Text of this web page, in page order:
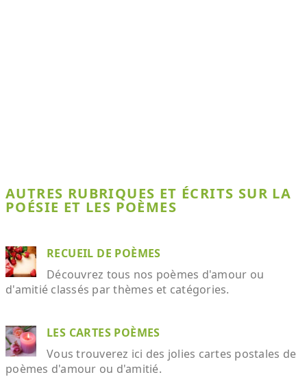
AUTRES RUBRIQUES ET ÉCRITS SUR LA
POÉSIE ET LES POÈMES
RECUEIL DE POÈMES
Découvrez tous nos poèmes d'amour ou
d'amitié classés par thèmes et catégories.
LES CARTES POÈMES
Vous trouverez ici des jolies cartes postales de
poèmes d'amour ou d'amitié.